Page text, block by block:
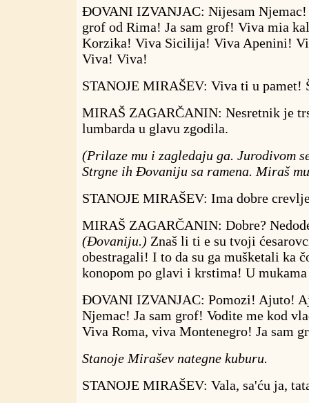
ĐOVANI IZVANJAC: Nijesam Njemac!
grof od Rima! Ja sam grof! Viva mia
Korzika! Viva Sicilija! Viva Apenini!
Viva! Viva!
STANOJE MIRAŠEV: Viva ti u pamet!
MIRAŠ ZAGARČANIN: Nesretnik je
lumbarda u glavu zgodila.
(Prilaze mu i zagledaju ga. Jurodivom
Strgne ih Đovaniju sa ramena. Miraš
STANOJE MIRAŠEV: Ima dobre
MIRAŠ ZAGARČANIN: Dobre?
(Đovaniju.) Znaš li ti e su tvoji
obestragali! I to da su ga mušketali ka
konopom po glavi i krstima! U
ĐOVANI IZVANJAC: Pomozi! Ajuto!
Njemac! Ja sam grof! Vodite me kod
Viva Roma, viva Montenegro! Ja sam
Stanoje Mirašev nategne kuburu.
STANOJE MIRAŠEV: Vala, sa'ću ja,